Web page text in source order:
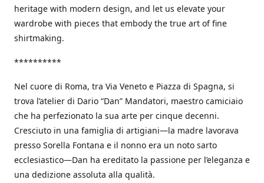
heritage with modern design, and let us elevate your
wardrobe with pieces that embody the true art of fine
shirtmaking.
**********
Nel cuore di Roma, tra Via Veneto e Piazza di Spagna, si
trova l’atelier di Dario “Dan” Mandatori, maestro camiciaio
che ha perfezionato la sua arte per cinque decenni.
Cresciuto in una famiglia di artigiani—la madre lavorava
presso Sorella Fontana e il nonno era un noto sarto
ecclesiastico—Dan ha ereditato la passione per l’eleganza e
una dedizione assoluta alla qualità.